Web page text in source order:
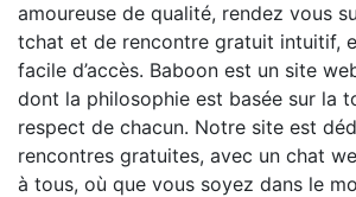
amoureuse de qualité, rendez vous
tchat et de rencontre gratuit intuitif,
facile d’accès. Baboon est un site
dont la philosophie est basée sur la
respect de chacun. Notre site est
rencontres gratuites, avec un chat
à tous, où que vous soyez dans le